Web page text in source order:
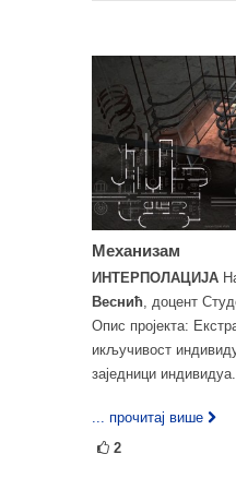
Механизам
ИНТЕРПОЛАЦИЈА
Веснић, доцент
Опис пројекта:
икључивост
заједници индивидуа.
... прочитај више
2